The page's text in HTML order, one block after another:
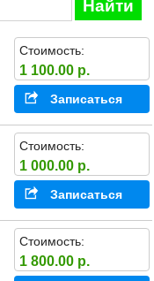
Найти
Стоимость:
1 100.00 р.
Записаться
Стоимость:
1 000.00 р.
Записаться
Стоимость:
1 800.00 р.